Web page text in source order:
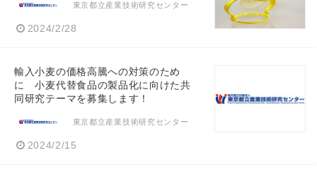
東京都立産業技術研究センター
2024/2/28
輸入小麦の価格高騰への対策のため
に 小麦代替食品の製品化に向けた共
同研究テーマを募集します！
東京都立産業技術研究センター
2024/2/15